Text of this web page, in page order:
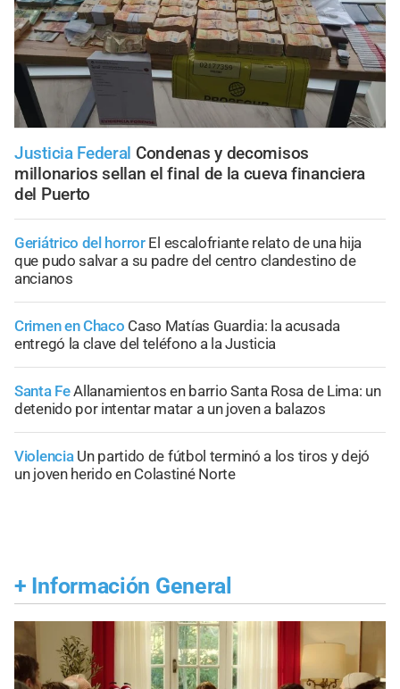
Justicia Federal Condenas y decomisos
millonarios sellan el final de la cueva financiera
del Puerto
Geriátrico del horror El escalofriante relato de una hija
que pudo salvar a su padre del centro clandestino de
ancianos
Crimen en Chaco Caso Matías Guardia: la acusada
entregó la clave del teléfono a la Justicia
Santa FeAllanamientos en barrio Santa Rosa de Lima: un
detenido por intentar matar a un joven a balazos
Violencia Un partido de fútbol terminó a los tiros y dejó
un joven herido en Colastiné Norte
+ Información General